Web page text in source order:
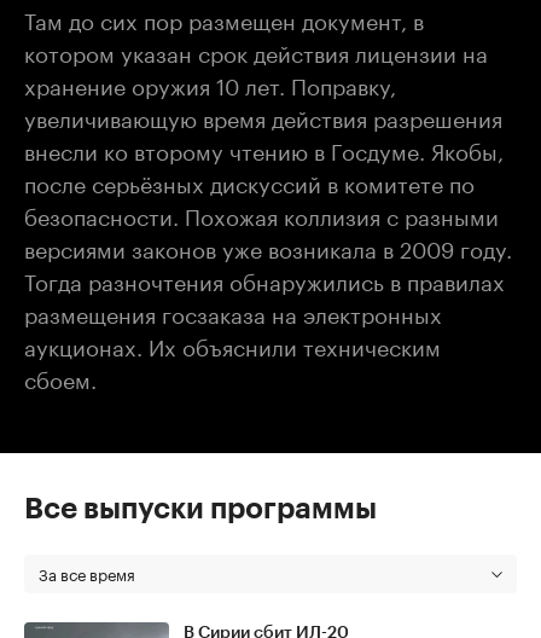
Там до сих пор размещен документ, в
котором указан срок действия лицензии на
хранение оружия 10 лет. Поправку,
увеличивающую время действия разрешения
внесли ко второму чтению в Госдуме. Якобы,
после серьёзных дискуссий в комитете по
безопасности. Похожая коллизия с разными
версиями законов уже возникала в 2009 году.
Тогда разночтения обнаружились в правилах
размещения госзаказа на электронных
аукционах. Их объяснили техническим
сбоем.
Все выпуски программы
За все время
В Сирии сбит ИЛ-20